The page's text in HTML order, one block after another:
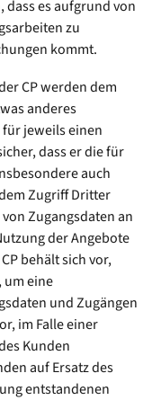
es aufgrund von
zu
kommt.
CP werden dem
anderes
jeweils einen
dass er die für
auch
Zugriff Dritter
Zugangsdaten an
der Angebote
behält sich vor,
um eine
und Zugängen
im Falle einer
Kunden
auf Ersatz des
entstandenen